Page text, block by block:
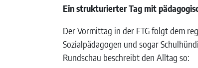
Ein strukturierter Tag mit
Der Vormittag in der FTG folgt dem
Sozialpädagogen und sogar
Rundschau beschreibt den Alltag so: